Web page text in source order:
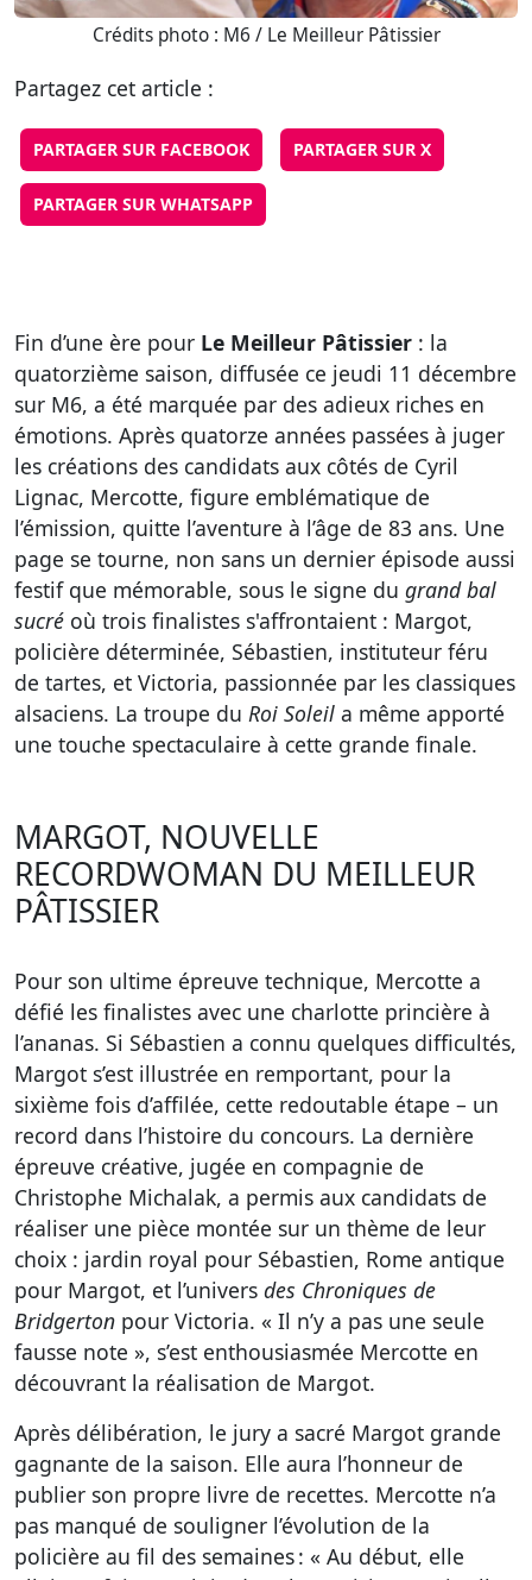
Crédits photo : M6 / Le Meilleur Pâtissier
Partagez cet article :
PARTAGER SUR FACEBOOK PARTAGER SUR X
PARTAGER SUR WHATSAPP
Fin d’une ère pour Le Meilleur Pâtissier : la
quatorzième saison, diffusée ce jeudi 11 décembre
sur M6, a été marquée par des adieux riches en
émotions. Après quatorze années passées à juger
les créations des candidats aux côtés de Cyril
Lignac, Mercotte, figure emblématique de
l’émission, quitte l’aventure à l’âge de 83 ans. Une
page se tourne, non sans un dernier épisode aussi
festif que mémorable, sous le signe du grand bal
sucré où trois finalistes s'affrontaient : Margot,
policière déterminée, Sébastien, instituteur féru
de tartes, et Victoria, passionnée par les classiques
alsaciens. La troupe du Roi Soleil a même apporté
une touche spectaculaire à cette grande finale.
MARGOT, NOUVELLE
RECORDWOMAN DU MEILLEUR
PÂTISSIER
Pour son ultime épreuve technique, Mercotte a
défié les finalistes avec une charlotte princière à
l’ananas. Si Sébastien a connu quelques difficultés,
Margot s’est illustrée en remportant, pour la
sixième fois d’affilée, cette redoutable étape – un
record dans l’histoire du concours. La dernière
épreuve créative, jugée en compagnie de
Christophe Michalak, a permis aux candidats de
réaliser une pièce montée sur un thème de leur
choix : jardin royal pour Sébastien, Rome antique
pour Margot, et l’univers des Chroniques de
Bridgerton pour Victoria. « Il n’y a pas une seule
fausse note », s’est enthousiasmée Mercotte en
découvrant la réalisation de Margot.
Après délibération, le jury a sacré Margot grande
gagnante de la saison. Elle aura l’honneur de
publier son propre livre de recettes. Mercotte n’a
pas manqué de souligner l’évolution de la
policière au fil des semaines : « Au début, elle